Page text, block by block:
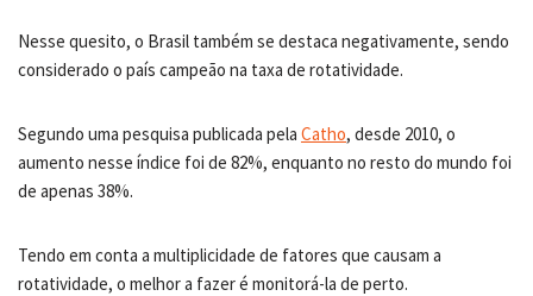
Nesse quesito, o Brasil também se destaca negativamente, sendo
considerado o país campeão na taxa de rotatividade.
Segundo uma pesquisa publicada pela Catho, desde 2010, o
aumento nesse índice foi de 82%, enquanto no resto do mundo foi
de apenas 38%.
Tendo em conta a multiplicidade de fatores que causam a
rotatividade, o melhor a fazer é monitorá-la de perto.